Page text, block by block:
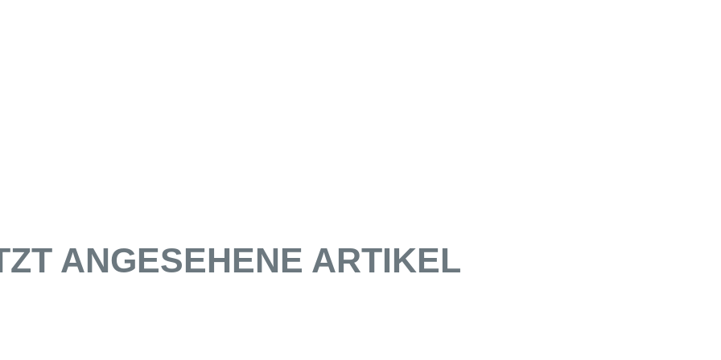
ANGESEHENE ARTIKEL